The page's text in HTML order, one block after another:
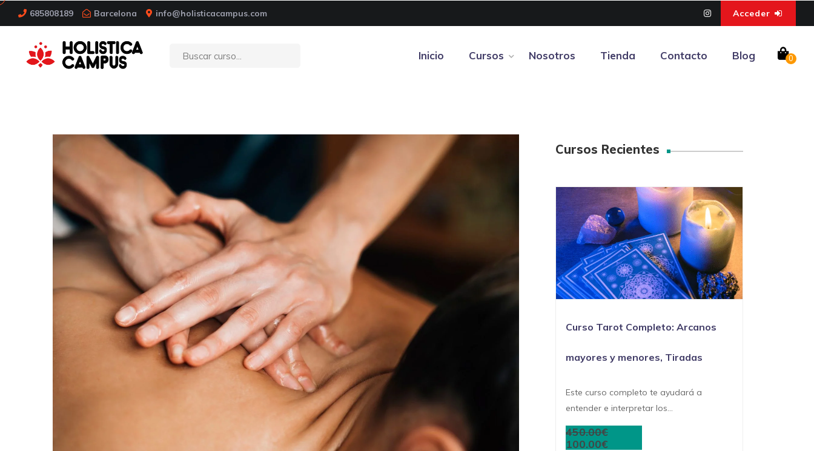
685808189 Barcelona info@holisticacampus.com Acceder
Inicio Cursos Nosotros Tienda Contacto Blog 0
Cursos Recientes
Curso Tarot Completo: Arcanos
mayores y menores, Tiradas
Este curso completo te ayudará a
entender e interpretar los...
450.00€
100.00€